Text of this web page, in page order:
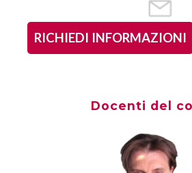
RICHIEDI INFORMAZIONI
Docenti del